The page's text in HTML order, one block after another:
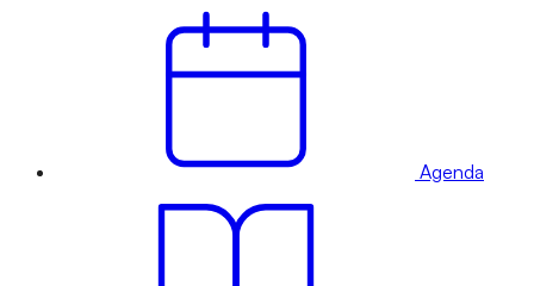
Agenda